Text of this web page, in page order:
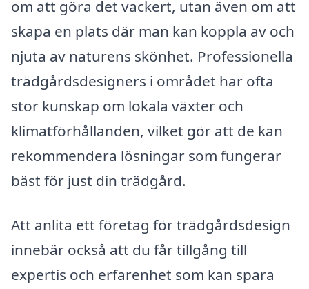
om att göra det vackert, utan även om att
skapa en plats där man kan koppla av och
njuta av naturens skönhet. Professionella
trädgårdsdesigners i området har ofta
stor kunskap om lokala växter och
klimatförhållanden, vilket gör att de kan
rekommendera lösningar som fungerar
bäst för just din trädgård.
Att anlita ett företag för trädgårdsdesign
innebär också att du får tillgång till
expertis och erfarenhet som kan spara